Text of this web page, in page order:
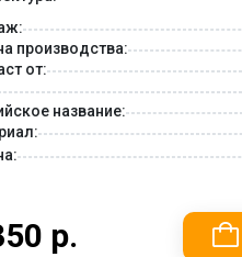
производства:
от:
название:
р.